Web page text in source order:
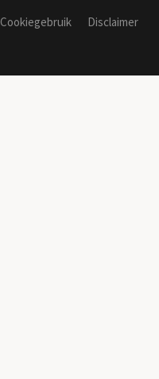
Cookiegebruik
Disclaimer